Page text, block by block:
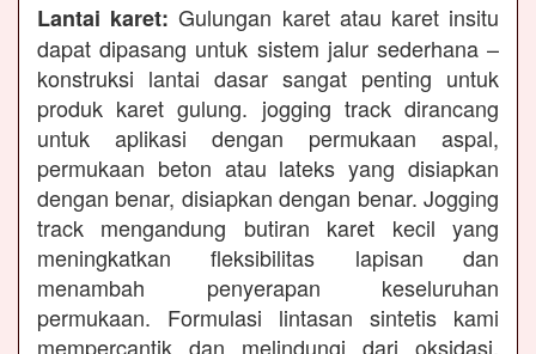
Lantai karet: Gulungan karet atau karet insitu
dapat dipasang untuk sistem jalur sederhana –
konstruksi lantai dasar sangat penting untuk
produk karet gulung. jogging track dirancang
untuk aplikasi dengan permukaan aspal,
permukaan beton atau lateks yang disiapkan
dengan benar, disiapkan dengan benar. Jogging
track mengandung butiran karet kecil yang
meningkatkan fleksibilitas lapisan dan
menambah penyerapan keseluruhan
permukaan. Formulasi lintasan sintetis kami
mempercantik dan melindungi dari oksidasi,